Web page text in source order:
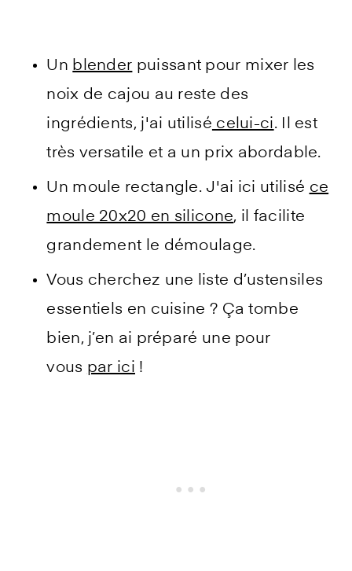
Un blender puissant pour mixer les
noix de cajou au reste des
ingrédients, j'ai utilisé celui-ci. Il est
très versatile et a un prix abordable.
Un moule rectangle. J'ai ici utilisé ce
moule 20x20 en silicone, il facilite
grandement le démoulage.
Vous cherchez une liste d’ustensiles
essentiels en cuisine ? Ça tombe
bien, j’en ai préparé une pour
vous par ici !